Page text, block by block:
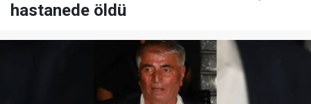
hastanede öldü